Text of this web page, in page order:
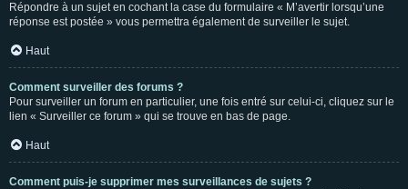
Répondre à un sujet en cochant la case du formulaire « M’avertir lorsqu’une
réponse est postée » vous permettra également de surveiller le sujet.
Haut
Comment surveiller des forums ?
Pour surveiller un forum en particulier, une fois entré sur celui-ci, cliquez sur le
lien « Surveiller ce forum » qui se trouve en bas de page.
Haut
Comment puis-je supprimer mes surveillances de sujets ?